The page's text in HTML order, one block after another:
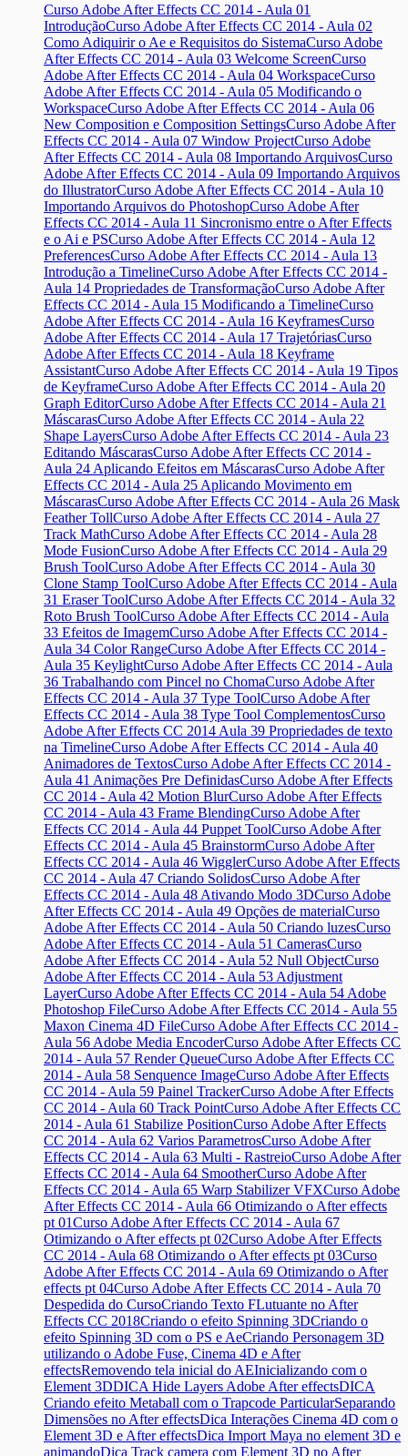
Curso Adobe After Effects CC 2014 - Aula 01
IntroduçãoCurso Adobe After Effects CC 2014 - Aula 02
Como Adiquirir o Ae e Requisitos do SistemaCurso Adobe
After Effects CC 2014 - Aula 03 Welcome ScreenCurso
Adobe After Effects CC 2014 - Aula 04 WorkspaceCurso
Adobe After Effects CC 2014 - Aula 05 Modificando o
WorkspaceCurso Adobe After Effects CC 2014 - Aula 06
New Composition e Composition SettingsCurso Adobe After
Effects CC 2014 - Aula 07 Window ProjectCurso Adobe
After Effects CC 2014 - Aula 08 Importando ArquivosCurso
Adobe After Effects CC 2014 - Aula 09 Importando Arquivos
do IllustratorCurso Adobe After Effects CC 2014 - Aula 10
Importando Arquivos do PhotoshopCurso Adobe After
Effects CC 2014 - Aula 11 Sincronismo entre o After Effects
e o Ai e PSCurso Adobe After Effects CC 2014 - Aula 12
PreferencesCurso Adobe After Effects CC 2014 - Aula 13
Introdução a TimelineCurso Adobe After Effects CC 2014 -
Aula 14 Propriedades de TransformaçãoCurso Adobe After
Effects CC 2014 - Aula 15 Modificando a TimelineCurso
Adobe After Effects CC 2014 - Aula 16 KeyframesCurso
Adobe After Effects CC 2014 - Aula 17 TrajetóriasCurso
Adobe After Effects CC 2014 - Aula 18 Keyframe
AssistantCurso Adobe After Effects CC 2014 - Aula 19 Tipos
de KeyframeCurso Adobe After Effects CC 2014 - Aula 20
Graph EditorCurso Adobe After Effects CC 2014 - Aula 21
MáscarasCurso Adobe After Effects CC 2014 - Aula 22
Shape LayersCurso Adobe After Effects CC 2014 - Aula 23
Editando MáscarasCurso Adobe After Effects CC 2014 -
Aula 24 Aplicando Efeitos em MáscarasCurso Adobe After
Effects CC 2014 - Aula 25 Aplicando Movimento em
MáscarasCurso Adobe After Effects CC 2014 - Aula 26 Mask
Feather TollCurso Adobe After Effects CC 2014 - Aula 27
Track MathCurso Adobe After Effects CC 2014 - Aula 28
Mode FusionCurso Adobe After Effects CC 2014 - Aula 29
Brush ToolCurso Adobe After Effects CC 2014 - Aula 30
Clone Stamp ToolCurso Adobe After Effects CC 2014 - Aula
31 Eraser ToolCurso Adobe After Effects CC 2014 - Aula 32
Roto Brush ToolCurso Adobe After Effects CC 2014 - Aula
33 Efeitos de ImagemCurso Adobe After Effects CC 2014 -
Aula 34 Color RangeCurso Adobe After Effects CC 2014 -
Aula 35 KeylightCurso Adobe After Effects CC 2014 - Aula
36 Trabalhando com Pincel no ChomaCurso Adobe After
Effects CC 2014 - Aula 37 Type ToolCurso Adobe After
Effects CC 2014 - Aula 38 Type Tool ComplementosCurso
Adobe After Effects CC 2014 Aula 39 Propriedades de texto
na TimelineCurso Adobe After Effects CC 2014 - Aula 40
Animadores de TextosCurso Adobe After Effects CC 2014 -
Aula 41 Animações Pre DefinidasCurso Adobe After Effects
CC 2014 - Aula 42 Motion BlurCurso Adobe After Effects
CC 2014 - Aula 43 Frame BlendingCurso Adobe After
Effects CC 2014 - Aula 44 Puppet ToolCurso Adobe After
Effects CC 2014 - Aula 45 BrainstormCurso Adobe After
Effects CC 2014 - Aula 46 WigglerCurso Adobe After Effects
CC 2014 - Aula 47 Criando SolidosCurso Adobe After
Effects CC 2014 - Aula 48 Ativando Modo 3DCurso Adobe
After Effects CC 2014 - Aula 49 Opções de materialCurso
Adobe After Effects CC 2014 - Aula 50 Criando luzesCurso
Adobe After Effects CC 2014 - Aula 51 CamerasCurso
Adobe After Effects CC 2014 - Aula 52 Null ObjectCurso
Adobe After Effects CC 2014 - Aula 53 Adjustment
LayerCurso Adobe After Effects CC 2014 - Aula 54 Adobe
Photoshop FileCurso Adobe After Effects CC 2014 - Aula 55
Maxon Cinema 4D FileCurso Adobe After Effects CC 2014 -
Aula 56 Adobe Media EncoderCurso Adobe After Effects CC
2014 - Aula 57 Render QueueCurso Adobe After Effects CC
2014 - Aula 58 Senquence ImageCurso Adobe After Effects
CC 2014 - Aula 59 Painel TrackerCurso Adobe After Effects
CC 2014 - Aula 60 Track PointCurso Adobe After Effects CC
2014 - Aula 61 Stabilize PositionCurso Adobe After Effects
CC 2014 - Aula 62 Varios ParametrosCurso Adobe After
Effects CC 2014 - Aula 63 Multi - RastreioCurso Adobe After
Effects CC 2014 - Aula 64 SmootherCurso Adobe After
Effects CC 2014 - Aula 65 Warp Stabilizer VFXCurso Adobe
After Effects CC 2014 - Aula 66 Otimizando o After effects
pt 01Curso Adobe After Effects CC 2014 - Aula 67
Otimizando o After effects pt 02Curso Adobe After Effects
CC 2014 - Aula 68 Otimizando o After effects pt 03Curso
Adobe After Effects CC 2014 - Aula 69 Otimizando o After
effects pt 04Curso Adobe After Effects CC 2014 - Aula 70
Despedida do CursoCriando Texto FLutuante no After
Effects CC 2018Criando o efeito Spinning 3DCriando o
efeito Spinning 3D com o PS e AeCriando Personagem 3D
utilizando o Adobe Fuse, Cinema 4D e After
effectsRemovendo tela inicial do AEInicializando com o
Element 3DDICA Hide Layers Adobe After effectsDICA
Criando efeito Metaball com o Trapcode ParticularSeparando
Dimensões no After effectsDica Interações Cinema 4D com o
Element 3D e After effectsDica Import Maya no element 3D e
animandoDica Track camera com Element 3D no After